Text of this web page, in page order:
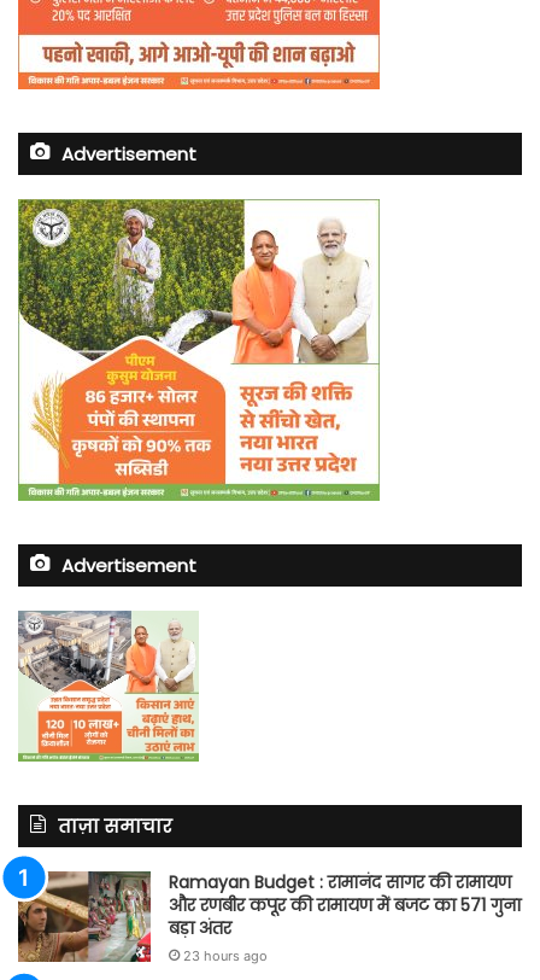
Advertisement
Advertisement
ताज़ा समाचार
Ramayan Budget : रामानंद सागर की रामायण
और रणबीर कपूर की रामायण में बजट का 571 गुना
बड़ा अंतर
23 hours ago